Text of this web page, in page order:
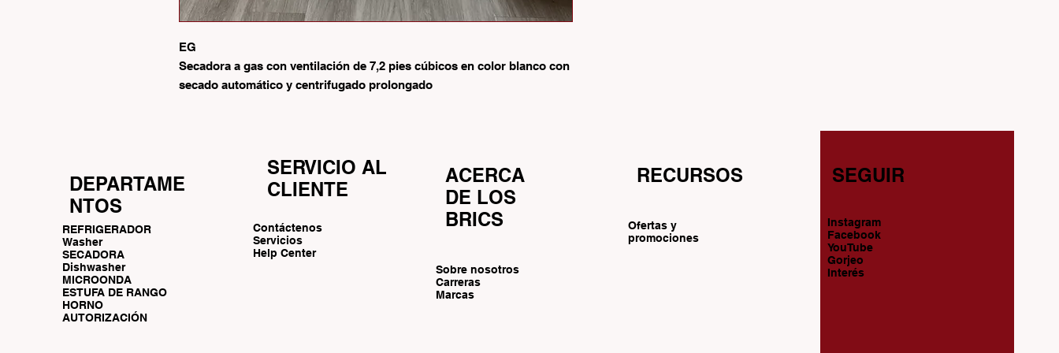
EG
Secadora a gas con ventilación de 7,2 pies cúbicos en color blanco con
secado automático y centrifugado prolongado
DEPARTAME
NTOS
REFRIGERADOR
Washer
SECADORA
Dishwasher
MICROONDA
ESTUFA DE RANGO
HORNO
AUTORIZACIÓN
SERVICIO AL
CLIENTE
Contáctenos
Servicios
Help Center
ACERCA
DE LOS
BRICS
Sobre nosotros
Carreras
Marcas
RECURSOS
Ofertas y
promociones
SEGUIR
Instagram
Facebook
YouTube
Gorjeo
Interés